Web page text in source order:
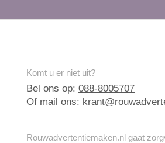
Komt u er niet uit?
Bel ons op: 088-8005707
Of mail ons:
Rouwadvertentiemaken.nl gaat